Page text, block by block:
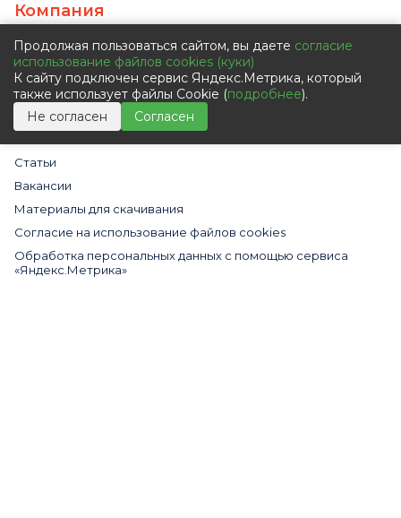
Компания
О компании
Сертификаты и статусы
Наши партнеры
Видео
Статьи
Вакансии
Материалы для скачивания
Cогласие на использование файлов cookies
Обработка персональных данных с помощью сервиса
«Яндекс.Метрика»
Продолжая пользоваться сайтом, вы даете согласие
использование файлов cookies (куки)
К сайту подключен сервис Яндекс.Метрика, который
также использует файлы Cookie (подробнее).
Не согласен
Согласен